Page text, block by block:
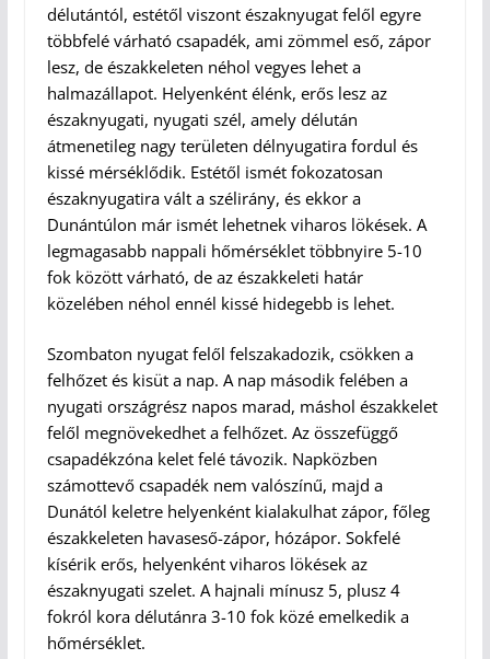
délutántól, estétől viszont északnyugat felől egyre
többfelé várható csapadék, ami zömmel eső, zápor
lesz, de északkeleten néhol vegyes lehet a
halmazállapot. Helyenként élénk, erős lesz az
északnyugati, nyugati szél, amely délután
átmenetileg nagy területen délnyugatira fordul és
kissé mérséklődik. Estétől ismét fokozatosan
északnyugatira vált a szélirány, és ekkor a
Dunántúlon már ismét lehetnek viharos lökések. A
legmagasabb nappali hőmérséklet többnyire 5-10
fok között várható, de az északkeleti határ
közelében néhol ennél kissé hidegebb is lehet.
Szombaton nyugat felől felszakadozik, csökken a
felhőzet és kisüt a nap. A nap második felében a
nyugati országrész napos marad, máshol északkelet
felől megnövekedhet a felhőzet. Az összefüggő
csapadékzóna kelet felé távozik. Napközben
számottevő csapadék nem valószínű, majd a
Dunától keletre helyenként kialakulhat zápor, főleg
északkeleten havaseső-zápor, hózápor. Sokfelé
kísérik erős, helyenként viharos lökések az
északnyugati szelet. A hajnali mínusz 5, plusz 4
fokról kora délutánra 3-10 fok közé emelkedik a
hőmérséklet.